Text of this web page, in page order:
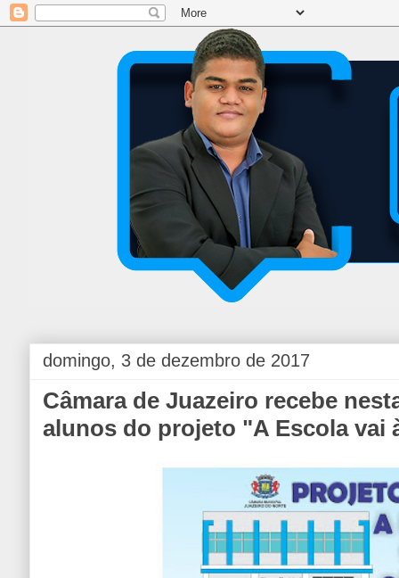
domingo, 3 de dezembro de 2017
Câmara de Juazeiro recebe
alunos do projeto "A Escola vai